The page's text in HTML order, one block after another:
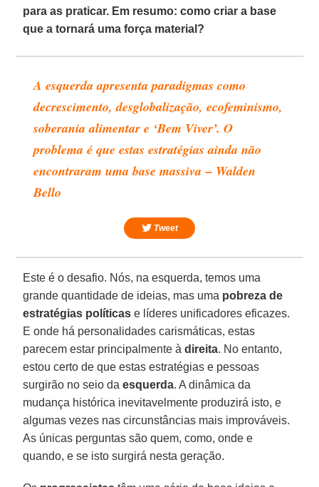
para as praticar. Em resumo: como criar a base
que a tornará uma força material?
A esquerda apresenta paradigmas como
decrescimento, desglobalização, ecofeminismo,
soberania alimentar e ‘Bem Viver’. O
problema é que estas estratégias ainda não
encontraram uma base massiva – Walden
Bello
Tweet
Este é o desafio. Nós, na esquerda, temos uma
grande quantidade de ideias, mas uma pobreza de
estratégias políticas e líderes unificadores eficazes.
E onde há personalidades carismáticas, estas
parecem estar principalmente àdireita. No entanto,
estou certo de que estas estratégias e pessoas
surgirão no seio daesquerda. A dinâmica da
mudança histórica inevitavelmente produzirá isto, e
algumas vezes nas circunstâncias mais improváveis.
As únicas perguntas são quem, como, onde e
quando, e se isto surgirá nesta geração.